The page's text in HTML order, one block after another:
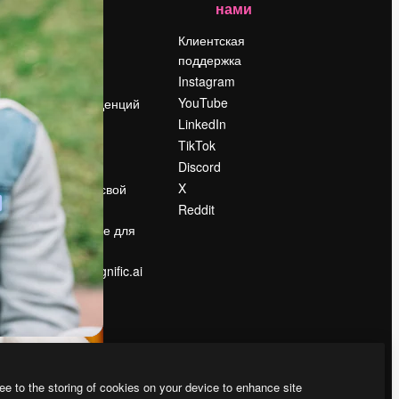
Цены
О нас
Reviews
Поиск тенденций
Блог
События
Slidesgo
Продайте свой
контент
Помещение для
прессы
Ищете magnific.ai
нами
Клиентская
поддержка
Instagram
YouTube
LinkedIn
TikTok
Discord
X
Reddit
to the storing of cookies on your device to enhance site